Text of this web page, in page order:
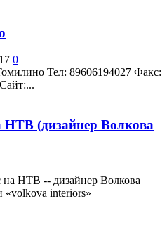
0
Teл: 89606194027 Факс:
(дизайнер Волкова
на НТВ -- дизайнер Волкова
«volkova interiors»